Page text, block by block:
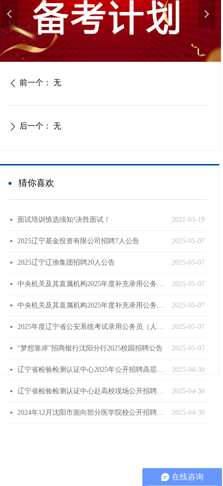
넸 猜你喜欢
2021-03-19
넷 面试培训慎选须知!决胜面试！
2025-05-07
넷 2025辽宁基金投资有限公司招聘7人公告
2025-05-07
넷 2025辽宁辽渔集团招聘20人公告
2025-05-07
넷 中央机关及其直属机构2025年度补充录用公务员报名即将开始
2025-05-07
넷 中央机关及其直属机构2025年度补充录用公务员公告
2025-05-07
넷 2025年度辽宁省公安系统考试录用公务员（人民警察）体能测评递补公告
2025-05-07
넷 “梦想靠岸”招商银行沈阳分行2025校园招聘公告
2025-04-30
넷 辽宁省检验检测认证中心2025年公开招聘高层次人才公告
2025-04-30
넷 辽宁省检验检测认证中心赴高校现场公开招聘工作人员公告
2025-04-30
넷 2024年12月沈阳市面向部分医学院校公开招聘面试成绩查询公告（国内部分医学院校）
ꄲ 后一个： 无
ꄴ 前一个： 无
넳 넲
在线咨询